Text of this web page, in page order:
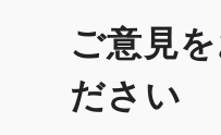
ご意見
ださい